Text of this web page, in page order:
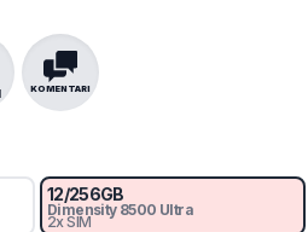
KOMENTARI
12/256GB
Dimensity 8500 Ultra
2x SIM